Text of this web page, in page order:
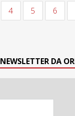
4 5 6
DA